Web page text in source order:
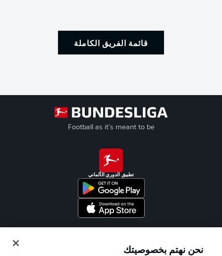
قائمة الفريق الكاملة
Football as it's meant to be
تطبيق الدوري الألماني
نحن نهتم بخصوصيتك